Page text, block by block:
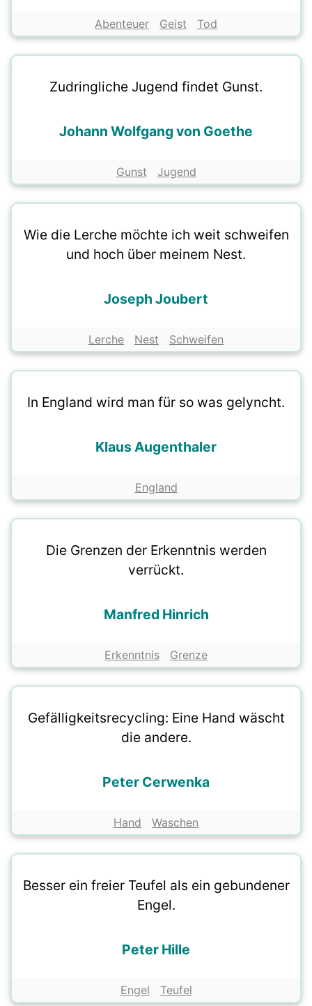
Abenteuer Geist Tod
Zudringliche Jugend findet Gunst.
Johann Wolfgang von Goethe
Gunst Jugend
Wie die Lerche möchte ich weit schweifen
und hoch über meinem Nest.
Joseph Joubert
Lerche Nest Schweifen
In England wird man für so was gelyncht.
Klaus Augenthaler
England
Die Grenzen der Erkenntnis werden
verrückt.
Manfred Hinrich
Erkenntnis Grenze
Gefälligkeitsrecycling: Eine Hand wäscht
die andere.
Peter Cerwenka
Hand Waschen
Besser ein freier Teufel als ein gebundener
Engel.
Peter Hille
Engel Teufel